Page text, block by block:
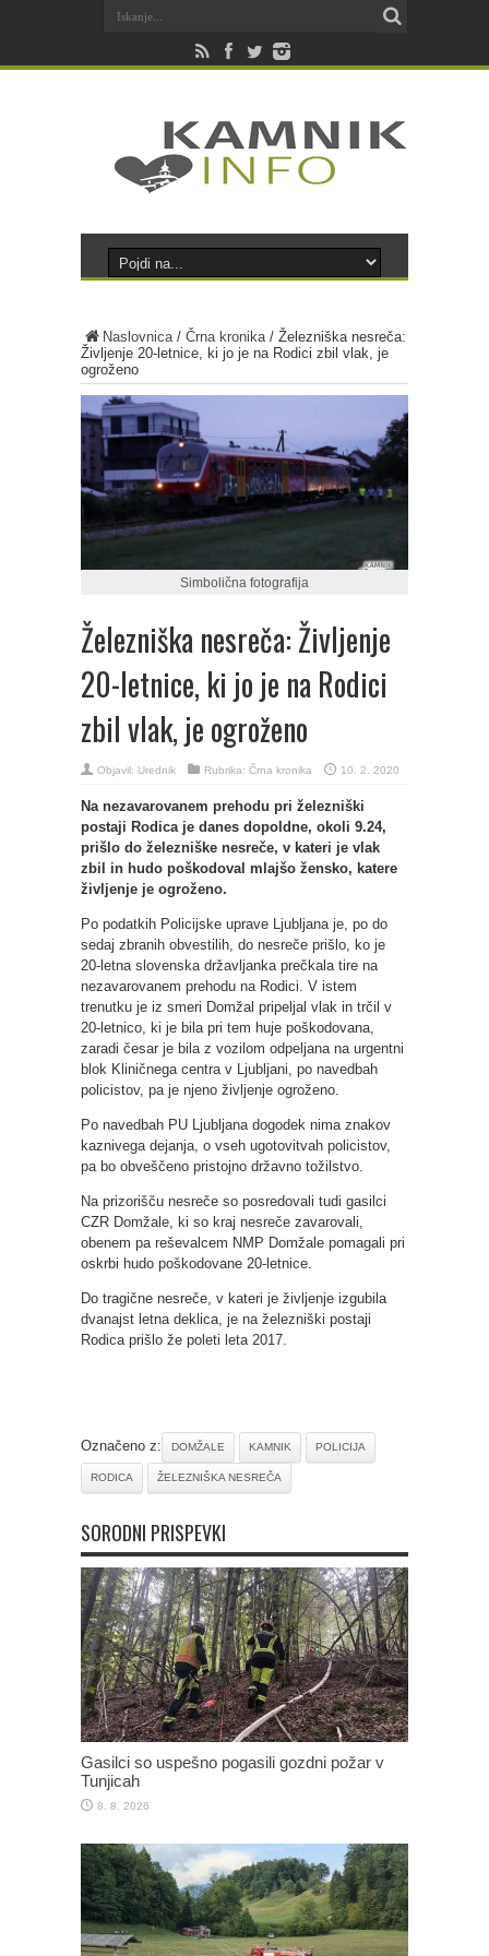
Naslovnica/ Črna kronika/ Železniška nesreča:
Življenje 20-letnice, ki jo je na Rodici zbil vlak, je
ogroženo
Simbolična fotografija
Železniška nesreča: Življenje
20-letnice, ki jo je na Rodici
zbil vlak, je ogroženo
Objavil: Urednik Rubrika: Črna kronika 10. 2. 2020
Na nezavarovanem prehodu pri železniški
postaji Rodica je danes dopoldne, okoli 9.24,
prišlo do železniške nesreče, v kateri je vlak
zbil in hudo poškodoval mlajšo žensko, katere
življenje je ogroženo.
Po podatkih Policijske uprave Ljubljana je, po do
sedaj zbranih obvestilih, do nesreče prišlo, ko je
20-letna slovenska državljanka prečkala tire na
nezavarovanem prehodu na Rodici. V istem
trenutku je iz smeri Domžal pripeljal vlak in trčil v
20-letnico, ki je bila pri tem huje poškodovana,
zaradi česar je bila z vozilom odpeljana na urgentni
blok Kliničnega centra v Ljubljani, po navedbah
policistov, pa je njeno življenje ogroženo.
Po navedbah PU Ljubljana dogodek nima znakov
kaznivega dejanja, o vseh ugotovitvah policistov,
pa bo obveščeno pristojno državno tožilstvo.
Na prizorišču nesreče so posredovali tudi gasilci
CZR Domžale, ki so kraj nesreče zavarovali,
obenem pa reševalcem NMP Domžale pomagali pri
oskrbi hudo poškodovane 20-letnice.
Do tragične nesreče, v kateri je življenje izgubila
dvanajst letna deklica, je na železniški postaji
Rodica prišlo že poleti leta 2017.
Označeno z: DOMŽALE KAMNIK POLICIJA
RODICA ŽELEZNIŠKA NESREČA
SORODNI PRISPEVKI
Gasilci so uspešno pogasili gozdni požar v
Tunjicah
8. 8. 2026